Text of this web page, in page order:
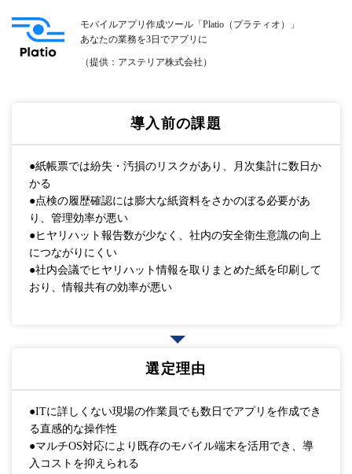
モバイルアプリ作成ツール「Platio（プラティオ）」
あなたの業務を3日でアプリに
（提供：アステリア株式会社）
導入前の課題
●紙帳票では紛失・汚損のリスクがあり、月次集計に数日か
かる
●点検の履歴確認には膨大な紙資料をさかのぼる必要があ
り、管理効率が悪い
●ヒヤリハット報告数が少なく、社内の安全衛生意識の向上
につながりにくい
●社内会議でヒヤリハット情報を取りまとめた紙を印刷して
おり、情報共有の効率が悪い
選定理由
●ITに詳しくない現場の作業員でも数日でアプリを作成でき
る直感的な操作性
●マルチOS対応により既存のモバイル端末を活用でき、導
入コストを抑えられる